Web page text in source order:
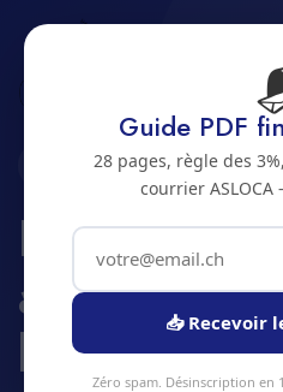
Domotique et
Jura
2500 · JURA BERNOIS
batiment
Guide PDF
28 pages, règle des
courrier
📥 Recevoir
Zéro spam. Désinscription en